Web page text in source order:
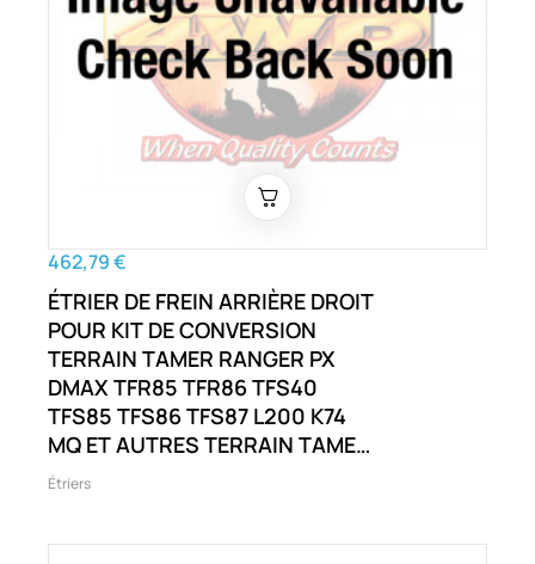
462,79 €
ÉTRIER DE FREIN ARRIÈRE DROIT
POUR KIT DE CONVERSION
TERRAIN TAMER RANGER PX
DMAX TFR85 TFR86 TFS40
TFS85 TFS86 TFS87 L200 K74
MQ ET AUTRES TERRAIN TAMER
RANGER PX D-MAX TFR85 TFR86
Étriers